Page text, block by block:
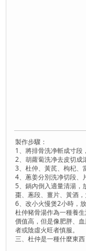
製作步驟：
1、將排骨洗净斬成寸段
2、胡蘿蔔洗净去皮切成
3、杜仲、黃芪、枸杞、
4、蔥姜分別洗净切段、
5、鍋內倒入適量清湯，
棗、蔥段、薑片、黃酒，
6、改小火慢煲2小時，
杜仲豬骨湯作為一種養
價值高，但是像肥胖、
者或陰虛火旺者慎服。
三、杜仲是一種什麼東西